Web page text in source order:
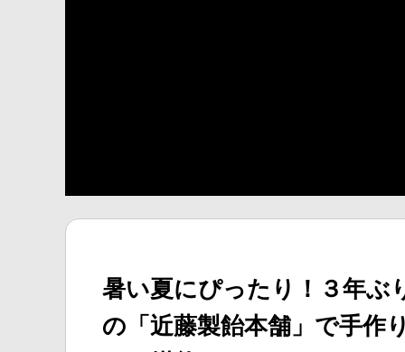
暑い夏にぴったり！３年ぶ
の「近藤製飴本舗」で手作